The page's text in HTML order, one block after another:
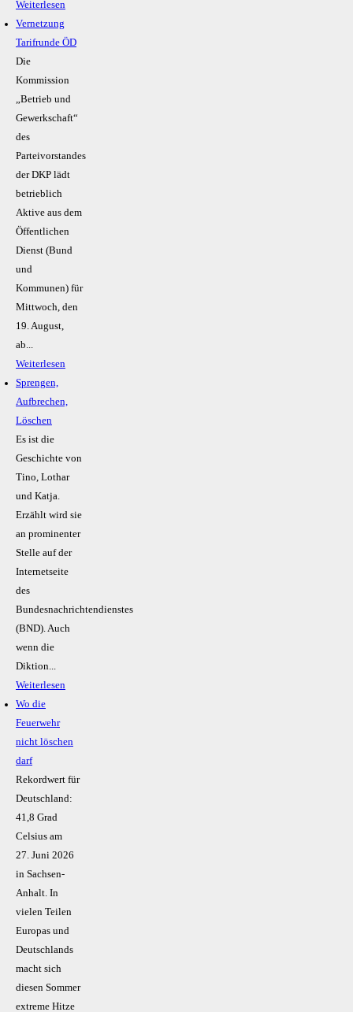
Weiterlesen
Vernetzung
Tarifrunde ÖD
Die
Kommission
„Betrieb und
Gewerkschaft“
des
Parteivorstandes
der DKP lädt
betrieblich
Aktive aus dem
Öffentlichen
Dienst (Bund
und
Kommunen) für
Mittwoch, den
19. August,
ab...
Weiterlesen
Sprengen,
Aufbrechen,
Löschen
Es ist die
Geschichte von
Tino, Lothar
und Katja.
Erzählt wird sie
an prominenter
Stelle auf der
Internetseite
des
Bundesnachrichtendienstes
(BND). Auch
wenn die
Diktion...
Weiterlesen
Wo die
Feuerwehr
nicht löschen
darf
Rekordwert für
Deutschland:
41,8 Grad
Celsius am
27. Juni 2026
in Sachsen-
Anhalt. In
vielen Teilen
Europas und
Deutschlands
macht sich
diesen Sommer
extreme Hitze